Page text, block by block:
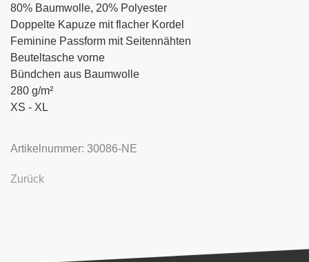
80% Baumwolle, 20% Polyester
Doppelte Kapuze mit flacher Kordel
Feminine Passform mit Seitennähten
Beuteltasche vorne
Bündchen aus Baumwolle
280 g/m²
XS - XL
Artikelnummer: 30086-NE
Zurück